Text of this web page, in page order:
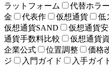
ラットフォーム
代替ホラー
金
代表作 仮想通貨 低
仮想通貨SAND
仮想通貨
通貨手数料比較
仮想通貨
企業公式
位置調整 価格
ジ
入門ガイド 入手ガイ